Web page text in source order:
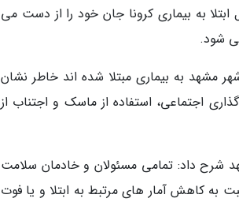
به بیماری کرونا جان خود را از دست می
شود.
شهر مشهد به بیماری مبتلا شده اند خاطر نشان
اجتماعی، استفاده از ماسک و اجتناب از
شرح داد: تمامی مسئولان و خادمان سلامت
به کاهش آمار های مرتبط به ابتلا و یا فوت